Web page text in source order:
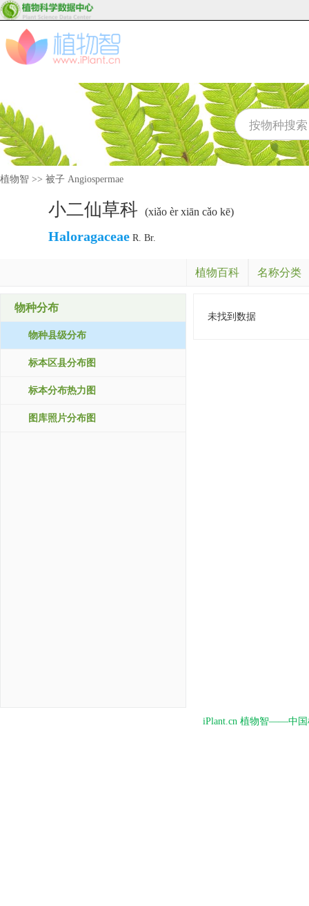
植物智 >> 被子 Angiospermae
小二仙草科 (xiǎo èr xiān cǎo kē)
Haloragaceae R. Br.
植物百科 名称分类
物种分布
物种县级分布
标本区县分布图
标本分布热力图
图库照片分布图
未找到数据
iPlant.cn 植物智——中国